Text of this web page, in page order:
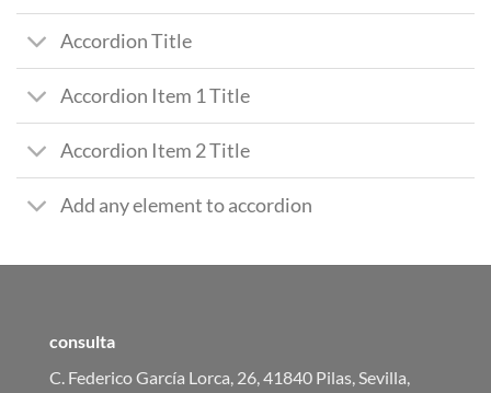
Accordion Title
Accordion Item 1 Title
Accordion Item 2 Title
Add any element to accordion
consulta
C. Federico García Lorca, 26, 41840 Pilas, Sevilla,